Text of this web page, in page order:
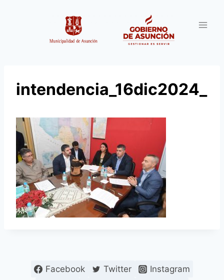
intendencia_16dic2024_
Facebook Twitter
Instagram